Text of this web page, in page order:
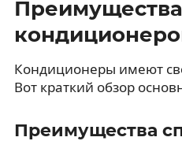
Кондиционеры имеют
Вот краткий обзор
Преимущества